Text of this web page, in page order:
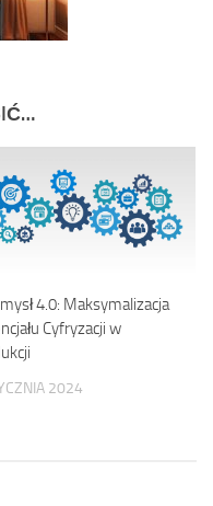
4.0: Maksymalizacja
Cyfryzacji w
2024